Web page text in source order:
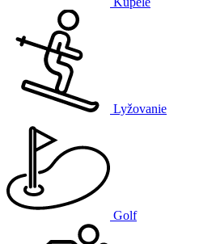
Lyžovanie
Golf